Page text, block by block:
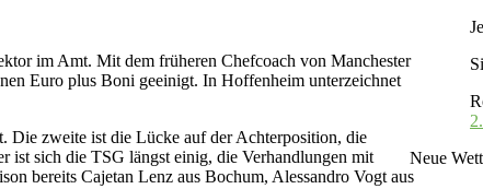
im Amt. Mit dem früheren Chefcoach von Manchester
Euro plus Boni geeinigt. In Hoffenheim unterzeichnet
Die zweite ist die Lücke auf der Achterposition, die
ist sich die TSG längst einig, die Verhandlungen mit
bereits Cajetan Lenz aus Bochum, Alessandro Vogt aus
Neue